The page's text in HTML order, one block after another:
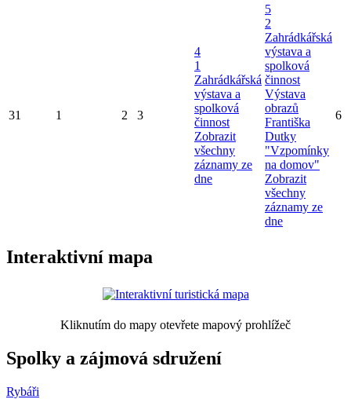
31 1 2 3
4
1
Zahrádkářská
výstava a
spolková
činnost
Zobrazit
všechny
záznamy ze
dne
5
2
Zahrádkářská
výstava a
spolková
činnost
Výstava
obrazů
Františka
Dutky
"Vzpomínky
na domov"
Zobrazit
všechny
záznamy ze
dne
6
Interaktivní mapa
Kliknutím do mapy otevřete mapový prohlížeč
Spolky a zájmová sdružení
Rybáři